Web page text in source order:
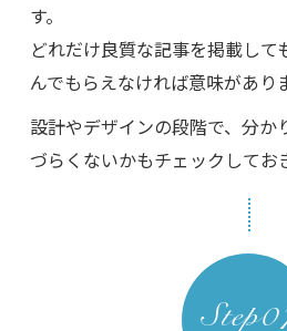
す。
どれだけ良質な記事を掲載し
んでもらえなければ意味があり
設計やデザインの段階で、分か
づらくないかもチェックしてお